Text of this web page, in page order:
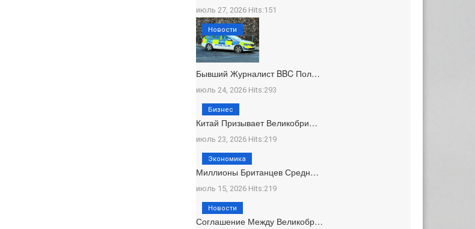
июль 27, 2026 Hits:151
Бывший Журналист BBC Пол…
июль 24, 2026 Hits:293
Новости
Китай Призывает Великобри…
июль 23, 2026 Hits:219
Бизнес
Миллионы Британцев Средн…
июль 15, 2026 Hits:219
Экономика
Соглашение Между Великобр…
Новости